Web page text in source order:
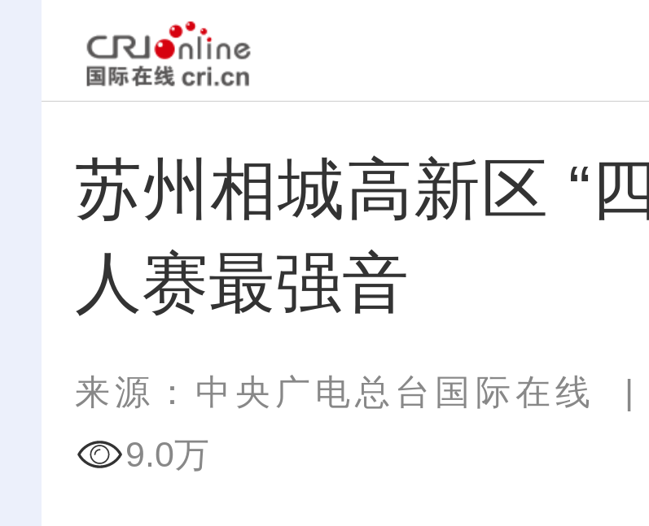
苏州相城高新区 “
人赛最强音
来源：中央广电总台国际在线 |
9.0万